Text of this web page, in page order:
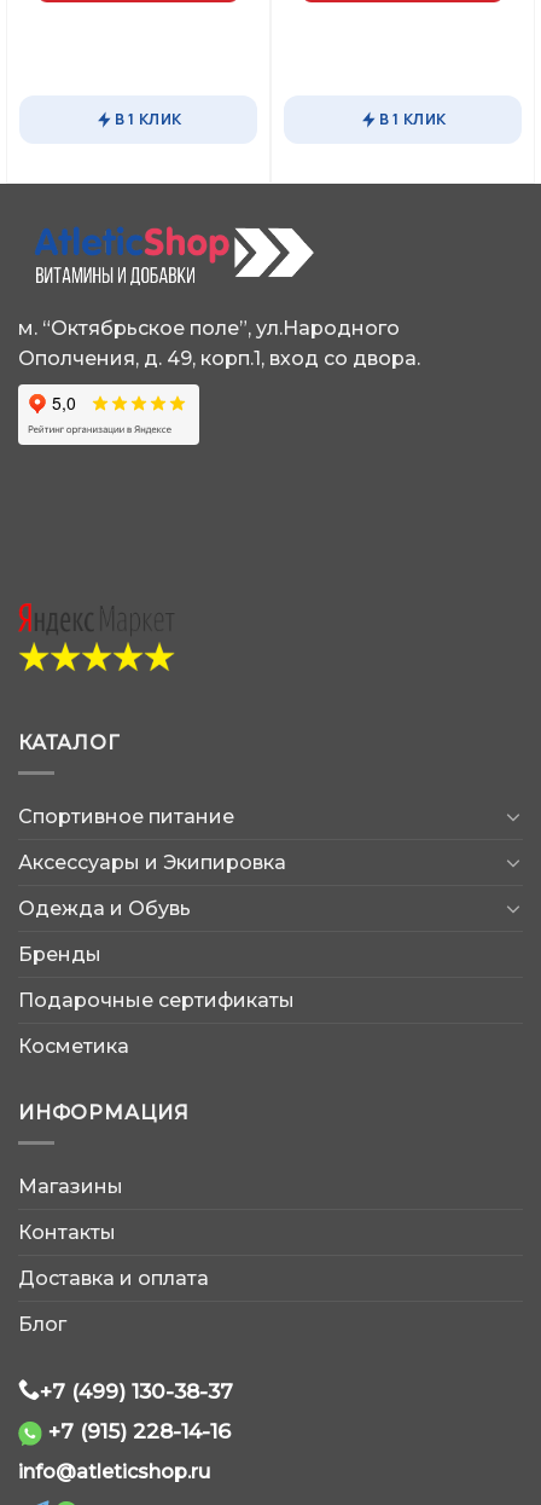
вариаций.
странице
товара.
В 1 КЛИК В 1 КЛИК
м. “Октябрьское поле”, ул.Народного
Ополчения, д. 49, корп.1, вход со двора.
КАТАЛОГ
Спортивное питание
Аксессуары и Экипировка
Одежда и Обувь
Бренды
Подарочные сертификаты
Косметика
ИНФОРМАЦИЯ
Магазины
Контакты
Доставка и оплата
Блог
+7 (499) 130-38-37
+7 (915) 228-14-16
info@atleticshop.ru